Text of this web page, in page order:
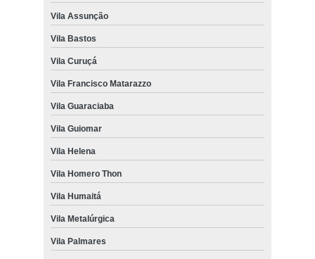
Vila Assunção
Vila Bastos
Vila Curuçá
Vila Francisco Matarazzo
Vila Guaraciaba
Vila Guiomar
Vila Helena
Vila Homero Thon
Vila Humaitá
Vila Metalúrgica
Vila Palmares